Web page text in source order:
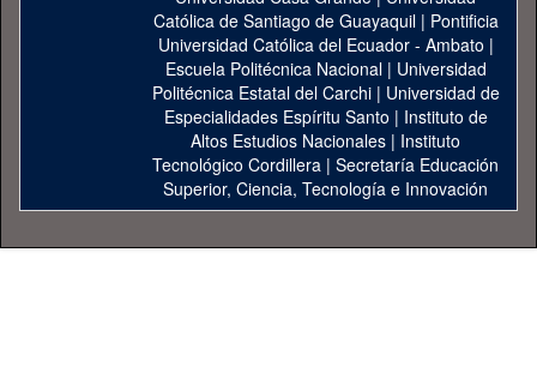
Católica de Santiago de Guayaquil| Pontificia
Universidad Católica del Ecuador - Ambato |
Escuela Politécnica Nacional| Universidad
Politécnica Estatal del Carchi| Universidad de
Especialidades Espíritu Santo | Instituto de
Altos Estudios Nacionales | Instituto
Tecnológico Cordillera | Secretaría Educación
Superior, Ciencia, Tecnología e Innovación